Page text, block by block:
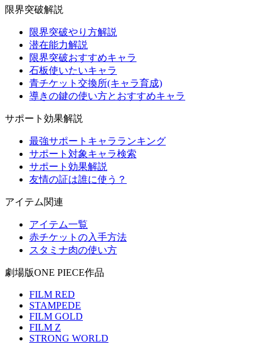
限界突破解説
限界突破やり方解説
潜在能力解説
限界突破おすすめキャラ
石板使いたいキャラ
青チケット交換所(キャラ育成)
導きの鍵の使い方とおすすめキャラ
サポート効果解説
最強サポートキャラランキング
サポート対象キャラ検索
サポート効果解説
友情の証は誰に使う？
アイテム関連
アイテム一覧
赤チケットの入手方法
スタミナ肉の使い方
劇場版ONE PIECE作品
FILM RED
STAMPEDE
FILM GOLD
FILM Z
STRONG WORLD